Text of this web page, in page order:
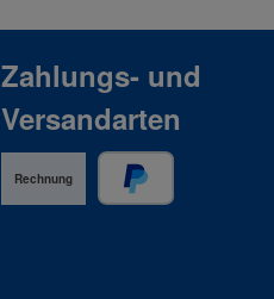
Zahlungs- und
Versandarten
Rechnung